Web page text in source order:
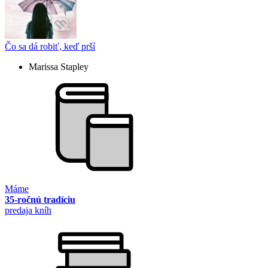
Čo sa dá robiť, keď prší
Marissa Stapley
Máme
35-ročnú tradíciu
predaja kníh